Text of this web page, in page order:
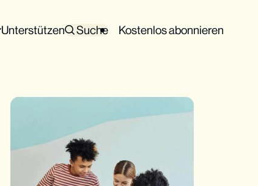
Unterstützen Suche Kostenlos abonnieren